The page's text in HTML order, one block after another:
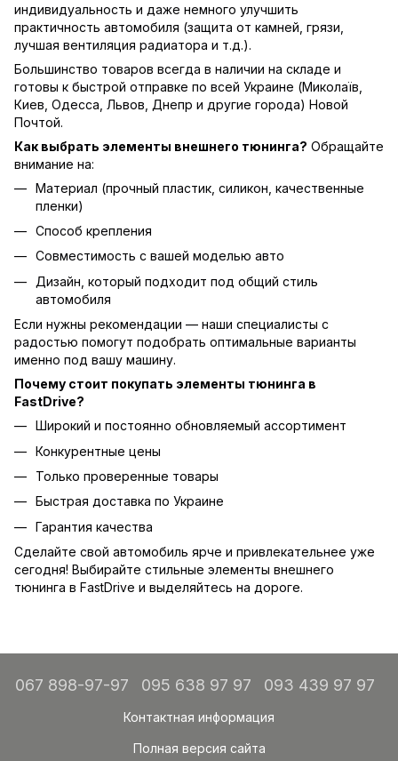
индивидуальность и даже немного улучшить
практичность автомобиля (защита от камней, грязи,
лучшая вентиляция радиатора и т.д.).
Большинство товаров всегда в наличии на складе и
готовы к быстрой отправке по всей Украине (Миколаїв,
Киев, Одесса, Львов, Днепр и другие города) Новой
Почтой.
Как выбрать элементы внешнего тюнинга? Обращайте
внимание на:
Материал (прочный пластик, силикон, качественные
пленки)
Способ крепления
Совместимость с вашей моделью авто
Дизайн, который подходит под общий стиль
автомобиля
Если нужны рекомендации — наши специалисты с
радостью помогут подобрать оптимальные варианты
именно под вашу машину.
Почему стоит покупать элементы тюнинга в
FastDrive?
Широкий и постоянно обновляемый ассортимент
Конкурентные цены
Только проверенные товары
Быстрая доставка по Украине
Гарантия качества
Сделайте свой автомобиль ярче и привлекательнее уже
сегодня! Выбирайте стильные элементы внешнего
тюнинга в FastDrive и выделяйтесь на дороге.
067 898-97-97 095 638 97 97 093 439 97 97
Контактная информация
Полная версия сайта